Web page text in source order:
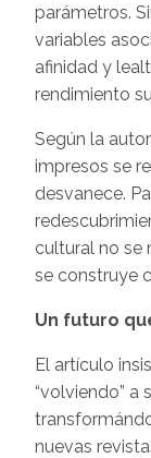
parámetros.
variables
afinidad y
rendimiento
Según la
impresos se
desvanece.
cultural no se
se construye
Un futuro
El artículo
“volviendo” a
nuevas